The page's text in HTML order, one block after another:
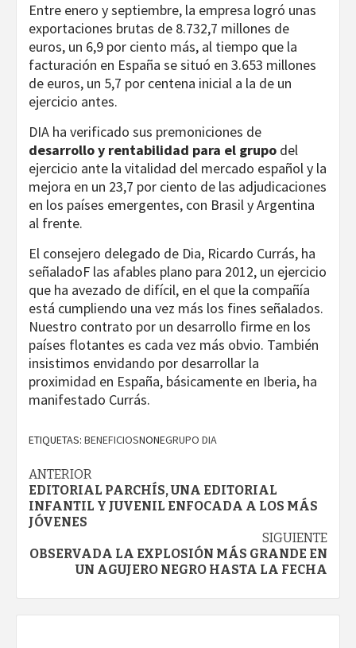
Entre enero y septiembre, la empresa logró unas
exportaciones brutas de 8.732,7 millones de
euros, un 6,9 por ciento más, al tiempo que la
facturación en España se situó en 3.653 millones
de euros, un 5,7 por centena inicial a la de un
ejercicio antes.
DIA ha verificado sus premoniciones de
desarrollo y rentabilidad para el grupo del
ejercicio ante la vitalidad del mercado español y la
mejora en un 23,7 por ciento de las adjudicaciones
en los países emergentes, con Brasil y Argentina
al frente.
El consejero delegado de Dia, Ricardo Currás, ha
señaladoF las afables plano para 2012, un ejercicio
que ha avezado de difícil, en el que la compañía
está cumpliendo una vez más los fines señalados.
Nuestro contrato por un desarrollo firme en los
países flotantes es cada vez más obvio. También
insistimos envidando por desarrollar la
proximidad en España, básicamente en Iberia, ha
manifestado Currás.
ETIQUETAS: BENEFICIOSNONEGRUPO DIA
Navegación
de
entradas
ANTERIOR
EDITORIAL PARCHÍS, UNA EDITORIAL
INFANTIL Y JUVENIL ENFOCADA A LOS MÁS
JÓVENES
SIGUIENTE
OBSERVADA LA EXPLOSIÓN MÁS GRANDE EN
UN AGUJERO NEGRO HASTA LA FECHA